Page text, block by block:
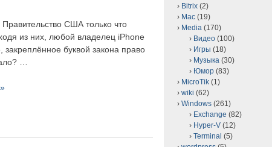
США только что
из них, любой владелец iPhone
буквой закона право
…
Bitrix (2)
Mac (19)
Media (170)
Видео (100)
Игры (18)
Музыка (30)
Юмор (83)
MicroTik (1)
wiki (62)
Windows (261)
Exchange (82)
Hyper-V (12)
Terminal (5)